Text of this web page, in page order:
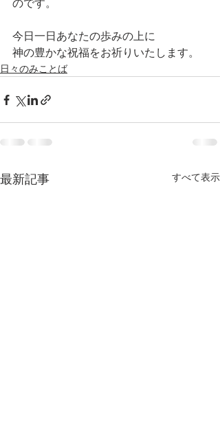
のです。
今日一日あなたの歩みの上に
神の豊かな祝福をお祈りいたします。
日々のみことば
最新記事 すべて表示